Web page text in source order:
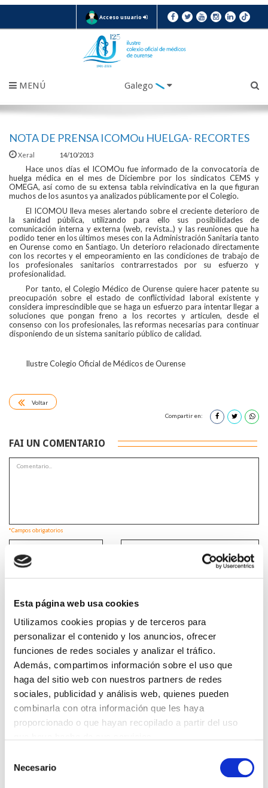
Esta página web usa cookies
Utilizamos cookies propias y de terceros para
personalizar el contenido y los anuncios, ofrecer
funciones de redes sociales y analizar el tráfico.
Además, compartimos información sobre el uso que
haga del sitio web con nuestros partners de redes
sociales, publicidad y análisis web, quienes pueden
combinarla con otra información que les haya
proporcionado o que hayan recopilado a partir del uso
Necesario
Acceso usuario
MENÚ Galego
NOTA DE PRENSA ICOMOu HUELGA- RECORTES
Xeral 14/10/2013
Hace unos días el ICOMOu fue informado de la convocatoria de
huelga médica en el mes de Diciembre por los sindicatos CEMS y
OMEGA, así como de su extensa tabla reivindicativa en la que figuran
muchos de los asuntos ya analizados públicamente por el Colegio.
El ICOMOU lleva meses alertando sobre el creciente deterioro de
la sanidad pública, utilizando para ello sus posibilidades de
comunicación interna y externa (web, revista..) y las reuniones que ha
podido tener en los últimos meses con la Administración Sanitaria tanto
en Ourense como en Santiago. Un deterioro relacionado directamente
con los recortes y el empeoramiento en las condiciones de trabajo de
los profesionales sanitarios contrarrestados por su esfuerzo y
profesionalidad.
Por tanto, el Colegio Médico de Ourense quiere hacer patente su
preocupación sobre el estado de conflictividad laboral existente y
considera imprescindible que se haga un esfuerzo para intentar llegar a
soluciones que pongan freno a los recortes y articulen, desde el
consenso con los profesionales, las reformas necesarias para continuar
disponiendo de un sistema sanitario público de calidad.
Ilustre Colegio Oficial de Médicos de Ourense
Voltar
Compartir en:
FAI UN COMENTARIO
*Campos obrigatorios
Lin e acepto aPolítica de privacidade*
SANIDAD CREA UN DIPLOMA OFICIAL PARA RECONOCER LA
LABOR DE LOS TUTORES DE RESIDENTES
06/08/2026
AL PACTO DE ESTADO FRENTE A LA EMERGENCIA CLIMÁTICA
PREMIOS DE LA REAL ACADEMIA DE MEDICINA DE GALICIA
2026